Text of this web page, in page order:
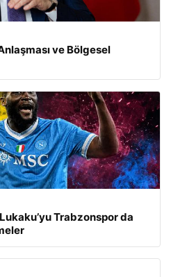
ve Bölgesel
Trabzonspor da